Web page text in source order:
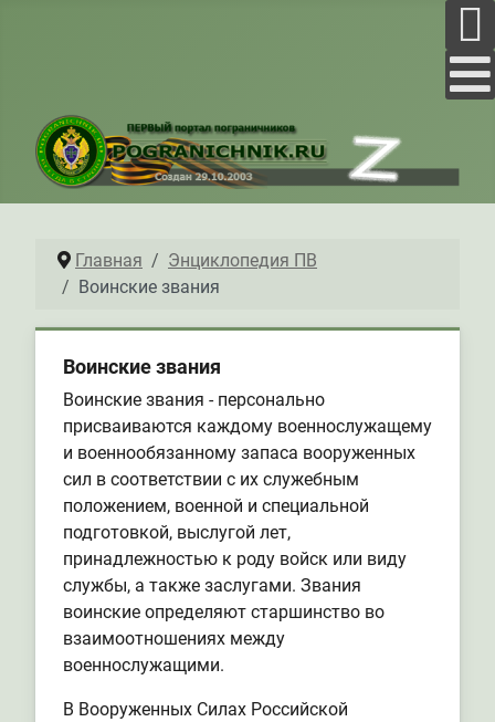
Главная
Энциклопедия ПВ
Воинские звания
Воинские звания
Воинские звания - персонально
присваиваются каждому военнослужащему
и военнообязанному запаса вооруженных
сил в соответствии с их служебным
положением, военной и специальной
подготовкой, выслугой лет,
принадлежностью к роду войск или виду
службы, а также заслугами. Звания
воинские определяют старшинство во
взаимоотношениях между
военнослужащими.
В Вооруженных Силах Российской